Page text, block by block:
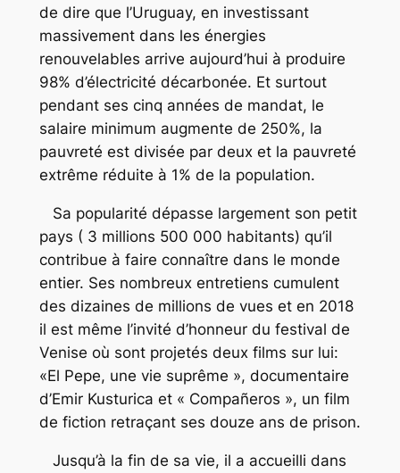
de dire que l’Uruguay, en investissant
massivement dans les énergies
renouvelables arrive aujourd’hui à produire
98% d’électricité décarbonée. Et surtout
pendant ses cinq années de mandat, le
salaire minimum augmente de 250%, la
pauvreté est divisée par deux et la pauvreté
extrême réduite à 1% de la population.
Sa popularité dépasse largement son petit
pays ( 3 millions 500 000 habitants) qu’il
contribue à faire connaître dans le monde
entier. Ses nombreux entretiens cumulent
des dizaines de millions de vues et en 2018
il est même l’invité d’honneur du festival de
Venise où sont projetés deux films sur lui:
«El Pepe, une vie suprême », documentaire
d’Emir Kusturica et « Compañeros », un film
de fiction retraçant ses douze ans de prison.
Jusqu’à la fin de sa vie, il a accueilli dans